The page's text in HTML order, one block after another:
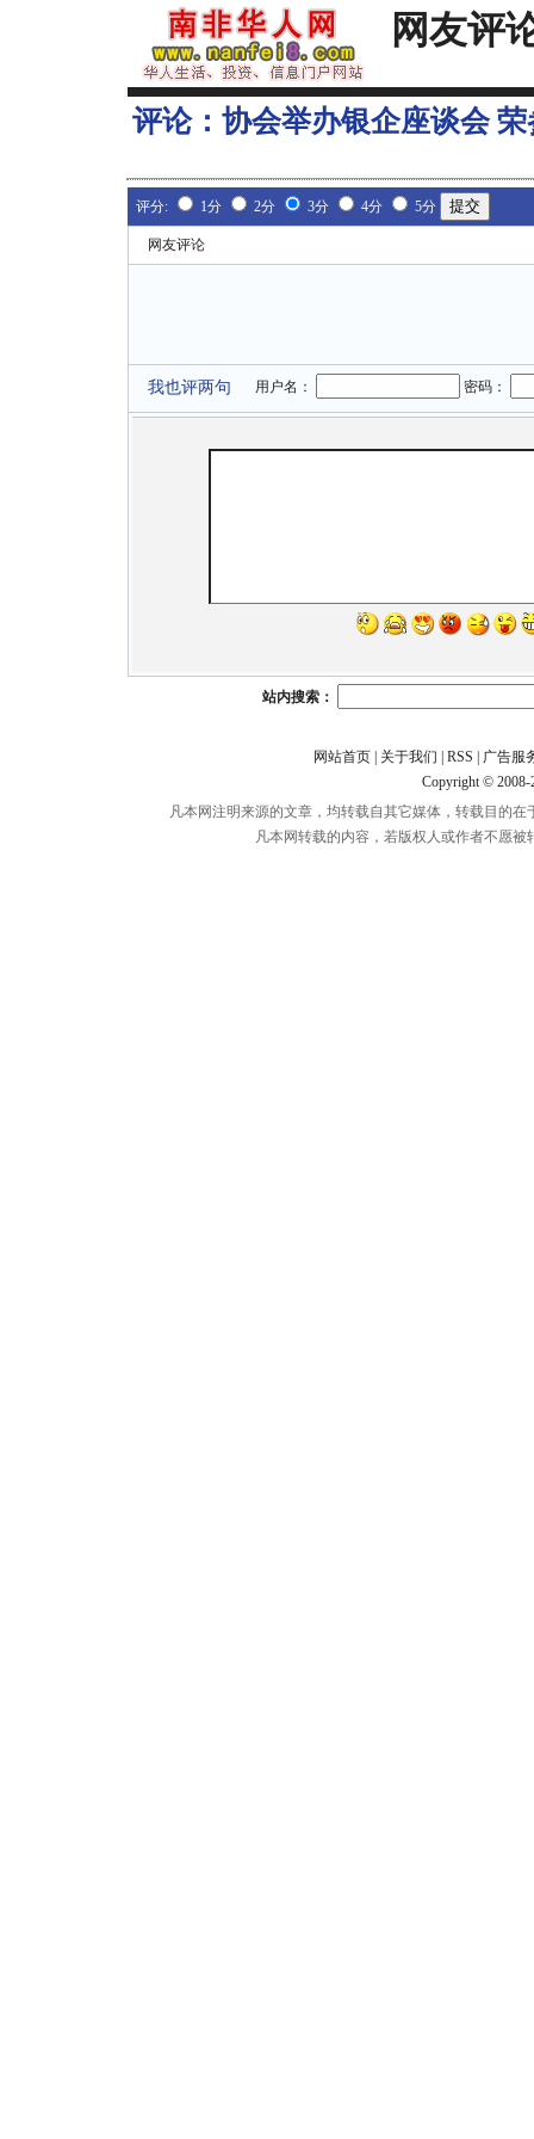
网友评
评论： 协会举办银企座谈会
评分: 1分 2分 3分 4分 5分
网友评论
我也评两句 用户名： 密码：
站内搜索：
网站首页| 关于我们 RSS
广告服
Copyright ©
凡本网注明来源的文章，均转载自其它媒体，转载目的
凡本网转载的内容，若版权人或作者不愿